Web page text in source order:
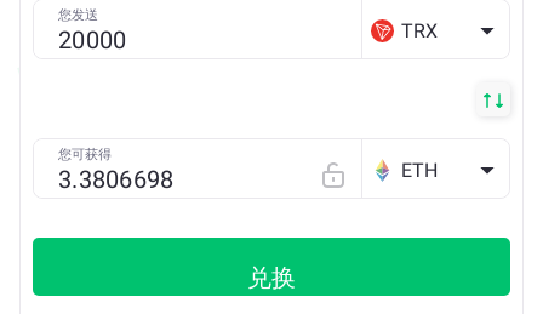
您发送
TRX
您可获得
ETH
兑换